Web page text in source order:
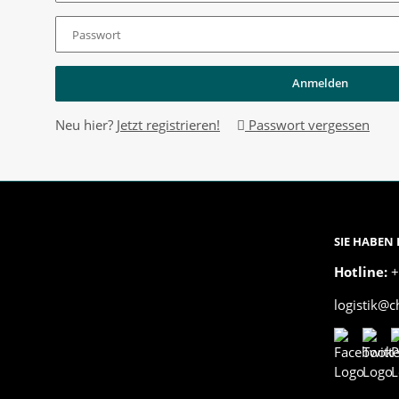
Passwort
Anmelden
Neu hier? Jetzt registrieren! Passwort vergessen
SIE HABEN
Hotline: